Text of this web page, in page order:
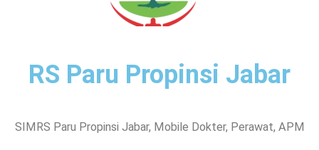
RS Paru Propinsi Jabar
SIMRS Paru Propinsi Jabar, Mobile Dokter, Perawat, APM